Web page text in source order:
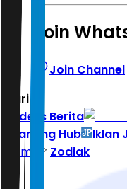
Join
Join Channel
Hari ini
Indeks Berita
Learning Hub
Iklan
Home
Zodiak